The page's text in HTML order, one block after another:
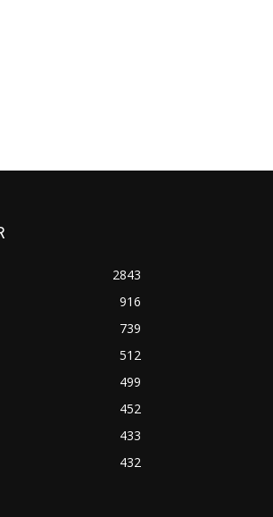
2843
916
739
512
499
452
433
432